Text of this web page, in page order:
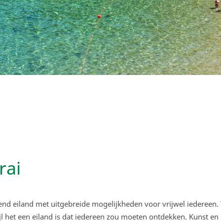
eiland met uitgebreide mogelijkheden voor vrijwel
een eiland is dat iedereen zou moeten ontdekken. Kunst